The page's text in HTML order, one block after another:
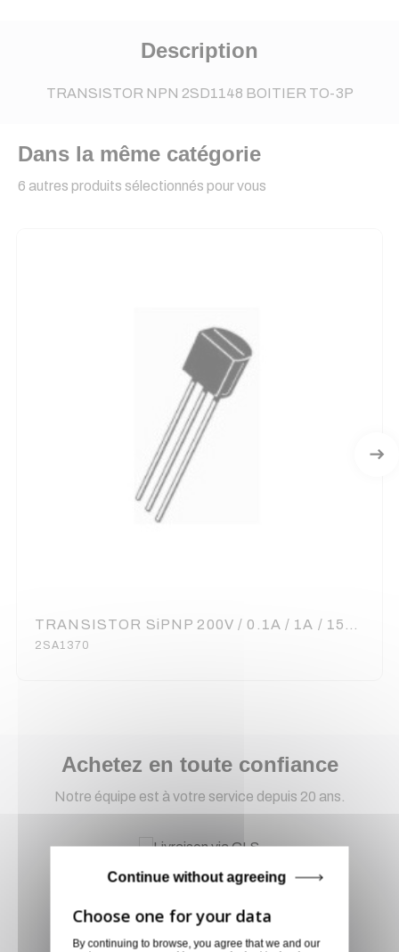
Description
TRANSISTOR NPN 2SD1148 BOITIER TO-3P
Dans la même catégorie
6 autres produits sélectionnés pour vous
2SA1370
Achetez en toute confiance
Notre équipe est à votre service depuis 20 ans.
Livraison via GLS
directement en magasin ou
faites vous livrer chez vous ou
By continuing to browse, you agree that we and our
Continue without agreeing